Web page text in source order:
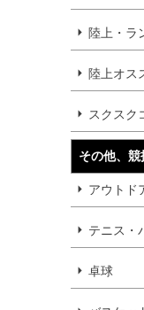
陸上・ラ
陸上オス
スクスク
その他、競
アウトド
テニス・
卓球